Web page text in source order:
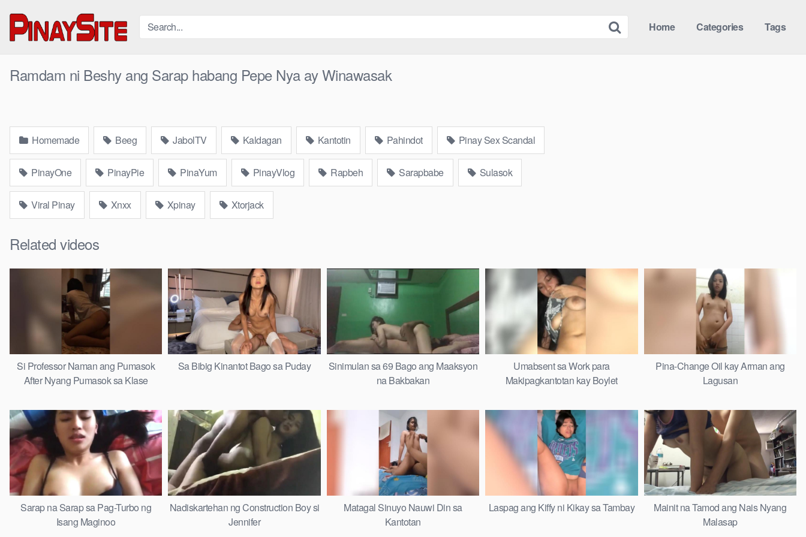
content
Home Categories Tags
Ramdam ni Beshy ang Sarap habang Pepe Nya ay Winawasak
Homemade Beeg JabolTV Kaldagan Kantotin Pahindot Pinay Sex Scandal
PinayOne PinayPie PinaYum PinayVlog Rapbeh Sarapbabe Sulasok
Viral Pinay Xnxx Xpinay Xtorjack
Related videos
Si Professor Naman ang Pumasok
After Nyang Pumasok sa Klase
Sa Bibig Kinantot Bago sa Puday
Sinimulan sa 69 Bago ang Maaksyon
na Bakbakan
Umabsent sa Work para
Makipagkantotan kay Boylet
Pina-Change Oil kay Arman ang
Lagusan
Sarap na Sarap sa Pag-Turbo ng
Isang Maginoo
Nadiskartehan ng Construction Boy si
Jennifer
Matagal Sinuyo Nauwi Din sa
Kantotan
Laspag ang Kiffy ni Kikay sa Tambay
Mainit na Tamod ang Nais Nyang
Malasap